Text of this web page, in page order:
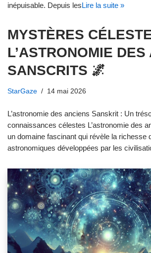
inépuisable. Depuis lesLire la suite »
MYSTÈRES
L’ASTRONOMIE DES
SANSCRITS 🌌
StarGaze 14 mai 2026
L’astronomie des anciens Sanskrit : Un
connaissances célestes L’astronomie des
un domaine fascinant qui révèle la richesse
astronomiques développées par les